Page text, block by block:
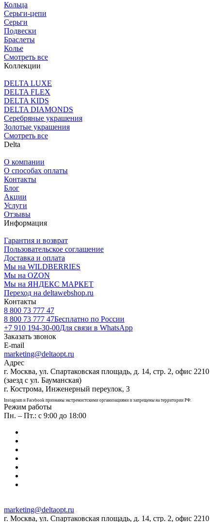
Кольца
Серьги-цепи
Серьги
Подвески
Браслеты
Колье
Смотреть все
Коллекции
DELTA LUXE
DELTA FLEX
DELTA KIDS
DELTA DIAMONDS
Серебряные украшения
Золотые украшения
Смотреть все
Delta
О компании
О способах оплаты
Контакты
Блог
Акции
Услуги
Отзывы
Информация
Гарантия и возврат
Пользовательское соглашение
Доставка и оплата
Мы на WILDBERRIES
Мы на OZON
Мы на ЯНДЕКС МАРКЕТ
Переход на deltawebshop.ru
Контакты
8 800 73 777 47
8 800 73 777 47Бесплатно по России
+7 910 194-30-00Для связи в WhatsApp
Заказать звонок
E-mail
marketing@deltaopt.ru
Адрес
г. Москва, ул. Спартаковская площадь, д. 14, стр. 2, офис 2210
(заезд с ул. Бауманская)
г. Кострома, Инженерный переулок, 3
Instagram и Facebook признаны экстремистскими организациями и запрещены на территории РФ.
Режим работы
Пн. – Пт.: с 9:00 до 18:00
marketing@deltaopt.ru
г. Москва, ул. Спартаковская площадь, д. 14, стр. 2, офис 2210